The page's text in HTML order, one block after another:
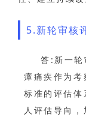
5.新轮审核
答:新一轮
瘴痛疾作为
标准的评估
人评估导向，